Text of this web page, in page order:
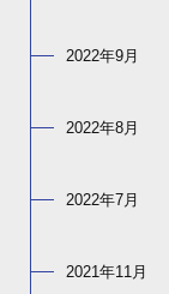
2022年9月
2022年8月
2022年7月
2021年11月